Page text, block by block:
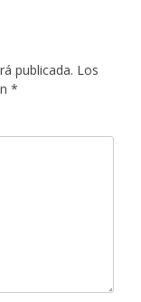
publicada. Los
*